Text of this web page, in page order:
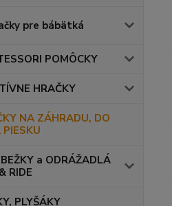
pre bábätká
POMÔCKY
HRAČKY
NA ZÁHRADU, DO
a ODRÁŽADLÁ
RIDE
PLYŠÁKY